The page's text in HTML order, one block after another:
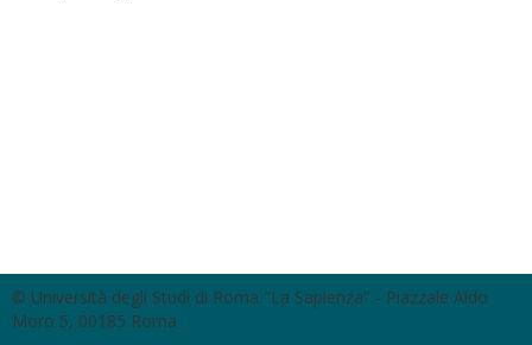
© Università degli Studi di Roma "La Sapienza" - Piazzale Aldo
Moro 5, 00185 Roma